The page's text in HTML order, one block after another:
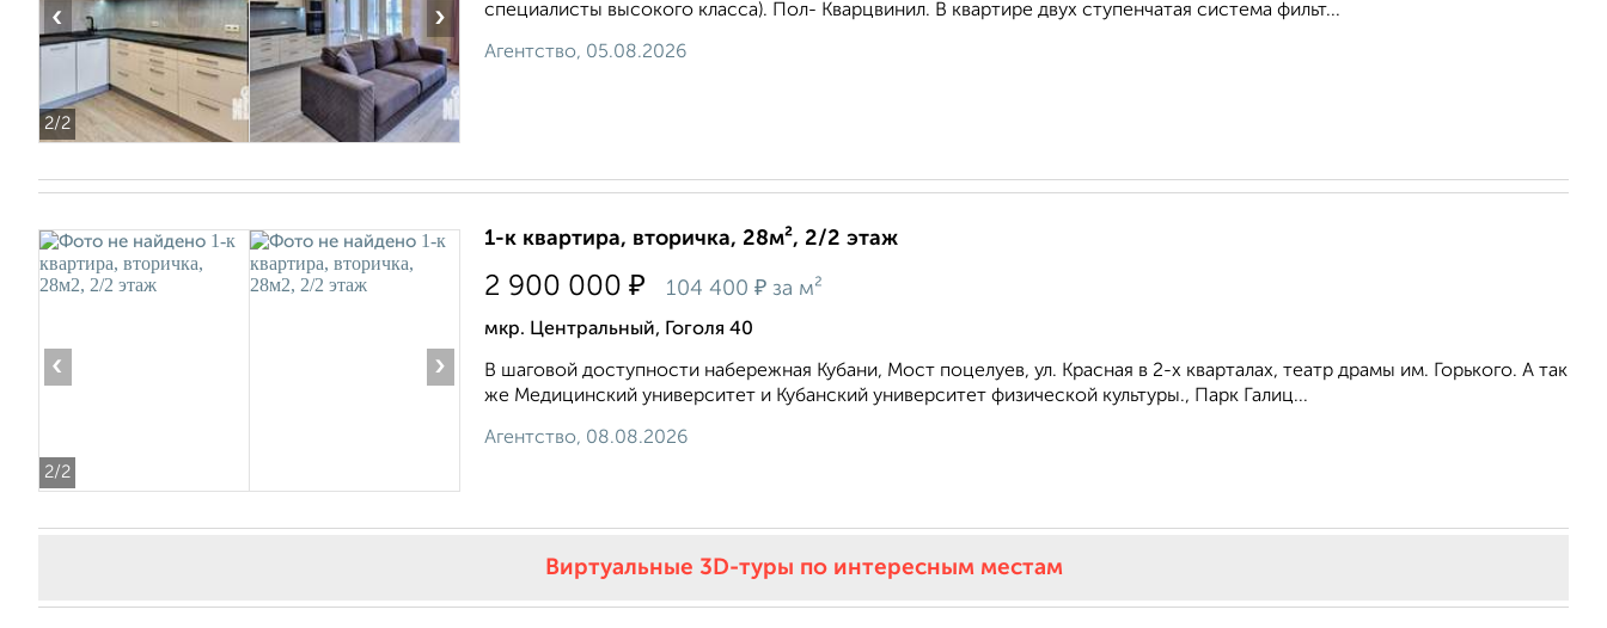
2/2
‹ ›
специалисты высокого класса). Пол- Кварцвинил. В квартире двух ступенчатая система фильт...
Агентство, 05.08.2026
2/2
‹ ›
1-к квартира, вторичка, 28м², 2/2 этаж
2 900 000 ₽ 104 400 ₽ за м²
мкр. Центральный, Гоголя 40
В шаговой доступности набережная Кубани, Мост поцелуев, ул. Красная в 2-х кварталах, театр драмы им. Горького. А так
же Медицинский университет и Кубанский университет физической культуры., Парк Галиц...
Агентство, 08.08.2026
Виртуальные 3D-туры по интересным местам